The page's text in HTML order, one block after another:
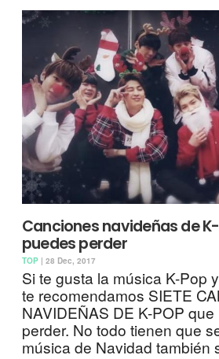
Canciones navideñas de
puedes perder
TOP | 28 Dec, 2017
Si te gusta la música K-Pop
te recomendamos SIETE
NAVIDEÑAS DE K-POP
perder. No todo tienen que
música de Navidad también